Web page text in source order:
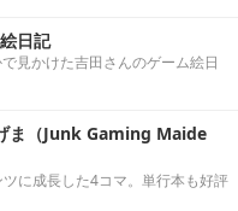
日記
見かけた吉田さんのゲーム絵日
ま（Junk Gaming Maide
に成長した4コマ。単行本も好評